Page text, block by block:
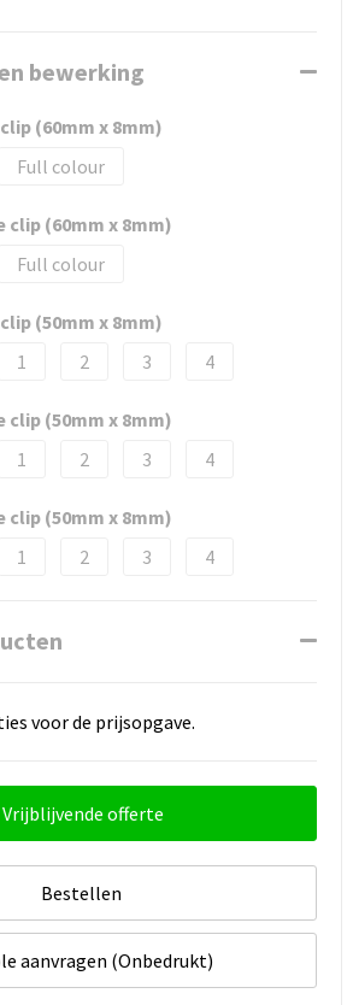
bewerking
(60mm x 8mm)
Full colour
clip (60mm x 8mm)
Full colour
(50mm x 8mm)
1 2 3 4
clip (50mm x 8mm)
1 2 3 4
clip (50mm x 8mm)
1 2 3 4
voor de prijsopgave.
Vrijblijvende offerte
Bestellen
aanvragen (Onbedrukt)